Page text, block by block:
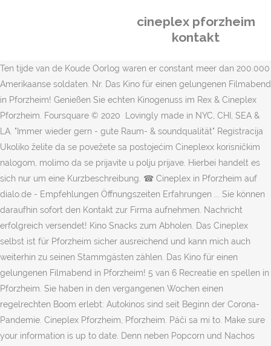
cineplex pforzheim
kontakt
Ten tijde van de Koude Oorlog waren er constant meer dan 200.000
Amerikaanse soldaten. Nr. Das Kino für einen gelungenen Filmabend
in Pforzheim! Genießen Sie echten Kinogenuss im Rex & Cineplex
Pforzheim. Foursquare © 2020 Lovingly made in NYC, CHI, SEA &
LA. "Immer wieder gern - gute Raum- & soundqualität" Registracija
Ukoliko želite da se povežete sa postojećim Cineplexx korisničkim
nalogom, molimo da se prijavite u polju prijave. Hierbei handelt es
sich nur um eine Kurzbeschreibung. ☎ Cineplex in Pforzheim auf
dialo.de - Empfehlungen Öffnungszeiten Erfahrungen ... Sie können
daraufhin sofort den Kontakt zur Firma aufnehmen. Nachricht
erfolgreich versendet! Kino Snacks zum Abholen. Das Cineplex
selbst ist für Pforzheim sicher ausreichend und kann mich auch
weiterhin zu seinen Stammgästen zählen. Das Kino für einen
gelungenen Filmabend in Pforzheim! 5 van 6 Recreatie en spellen in
Pforzheim. Sie haben in den vergangenen Wochen einen
regelrechten Boom erlebt: Autokinos sind seit Beginn der Corona-
Pandemie. Cineplex Pforzheim, Pforzheim. Páči sa mi to. Make sure
your information is up to date. Denn neben Popcorn und Nachos